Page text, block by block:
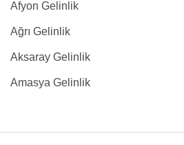
Afyon Gelinlik
Ağrı Gelinlik
Aksaray Gelinlik
Amasya Gelinlik